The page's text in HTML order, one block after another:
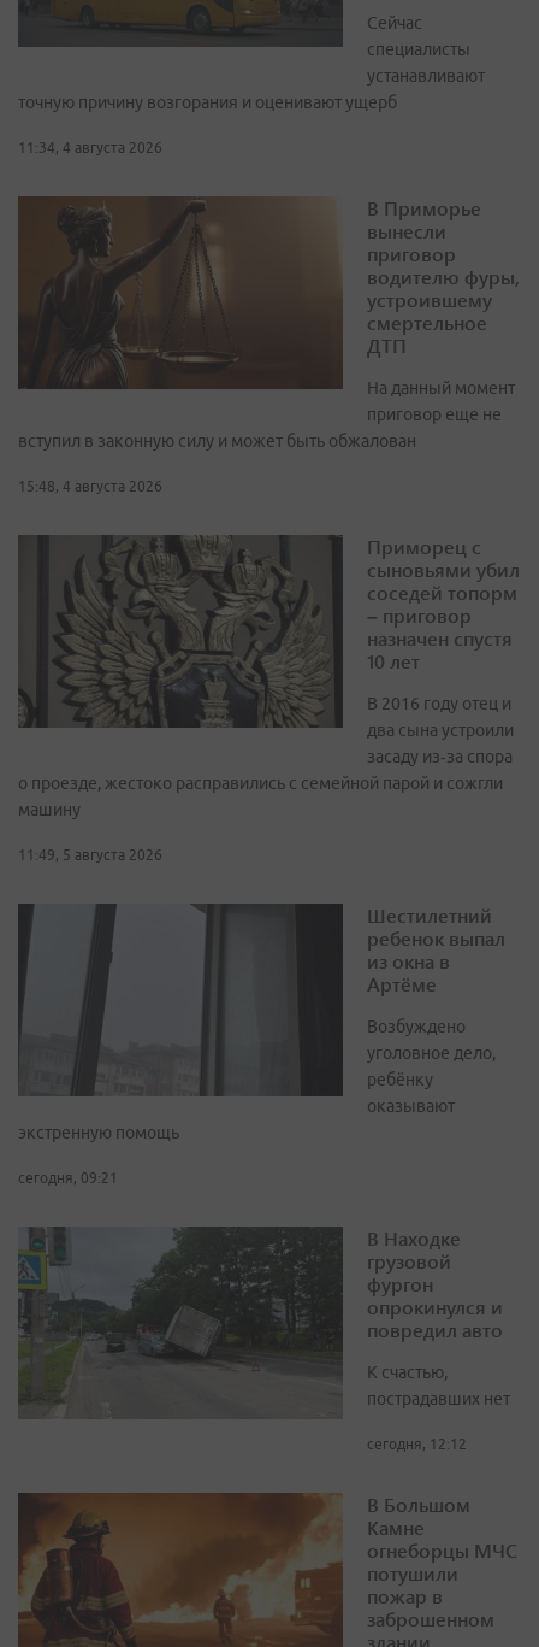
Сейчас
специалисты
устанавливают
точную причину возгорания и оценивают ущерб
11:34, 4 августа 2026
В Приморье
вынесли
приговор
водителю фуры,
устроившему
смертельное
ДТП
На данный момент
приговор еще не
вступил в законную силу и может быть обжалован
15:48, 4 августа 2026
Приморец с
сыновьями убил
соседей топорм
– приговор
назначен спустя
10 лет
В 2016 году отец и
два сына устроили
засаду из‑за спора
о проезде, жестоко расправились с семейной парой и сожгли
машину
11:49, 5 августа 2026
Шестилетний
ребенок выпал
из окна в
Артёме
Возбуждено
уголовное дело,
ребёнку
оказывают
экстренную помощь
сегодня, 09:21
В Находке
грузовой
фургон
опрокинулся и
повредил авто
К счастью,
пострадавших нет
сегодня, 12:12
В Большом
Камне
огнеборцы МЧС
потушили
пожар в
заброшенном